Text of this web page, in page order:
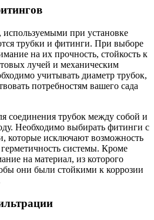
при установке
трубки и фитинги. При выборе
на их прочность, стойкость к
лучей и механическим
учитывать диаметр трубок,
потребностям вашего сада
соединения трубок между собой и
Необходимо выбирать фитинги с
которые исключают возможность
системы. Кроме
на материал, из которого
они были стойкими к коррозии